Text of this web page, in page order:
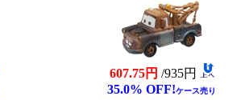
607.75円 /935円
35.0% OFF!ケース売り